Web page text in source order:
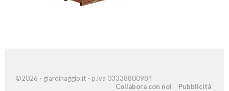
©2026 - giardinaggio.it - p.iva 03338800984
Collabora con noi
Pubblicità